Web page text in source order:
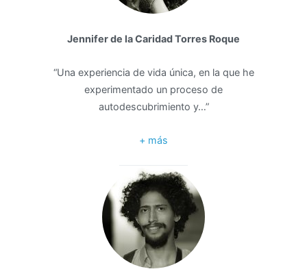
Jennifer de la Caridad Torres Roque
“Una experiencia de vida única, en la que he
experimentado un proceso de
autodescubrimiento y…”
+ más